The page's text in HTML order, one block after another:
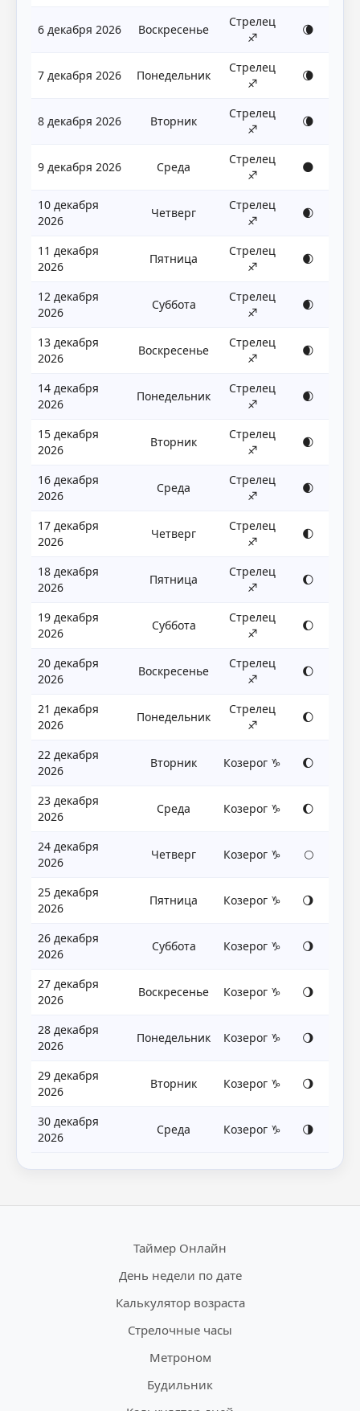
6 декабря 2026 Воскресенье
Стрелец
♐
🌘
7 декабря 2026 Понедельник
Стрелец
♐
🌘
8 декабря 2026 Вторник
Стрелец
♐
🌘
9 декабря 2026 Среда
Стрелец
♐
🌑
10 декабря
2026
Четверг
Стрелец
♐
🌒
11 декабря
2026
Пятница
Стрелец
♐
🌒
12 декабря
2026
Суббота
Стрелец
♐
🌒
13 декабря
2026
Воскресенье
Стрелец
♐
🌒
14 декабря
2026
Понедельник
Стрелец
♐
🌒
15 декабря
2026
Вторник
Стрелец
♐
🌒
16 декабря
2026
Среда
Стрелец
♐
🌒
17 декабря
2026
Четверг
Стрелец
♐
🌓
18 декабря
2026
Пятница
Стрелец
♐
🌔
19 декабря
2026
Суббота
Стрелец
♐
🌔
20 декабря
2026
Воскресенье
Стрелец
♐
🌔
21 декабря
2026
Понедельник
Стрелец
♐
🌔
22 декабря
2026
Вторник Козерог ♑ 🌔
23 декабря
2026
Среда Козерог ♑ 🌔
24 декабря
2026
Четверг Козерог ♑ 🌕
25 декабря
2026
Пятница Козерог ♑ 🌖
26 декабря
2026
Суббота Козерог ♑ 🌖
27 декабря
2026
Воскресенье Козерог ♑ 🌖
28 декабря
2026
Понедельник Козерог ♑ 🌖
29 декабря
2026
Вторник Козерог ♑ 🌖
30 декабря
2026
Среда Козерог ♑ 🌗
Таймер Онлайн
День недели по дате
Калькулятор возраста
Стрелочные часы
Метроном
Будильник